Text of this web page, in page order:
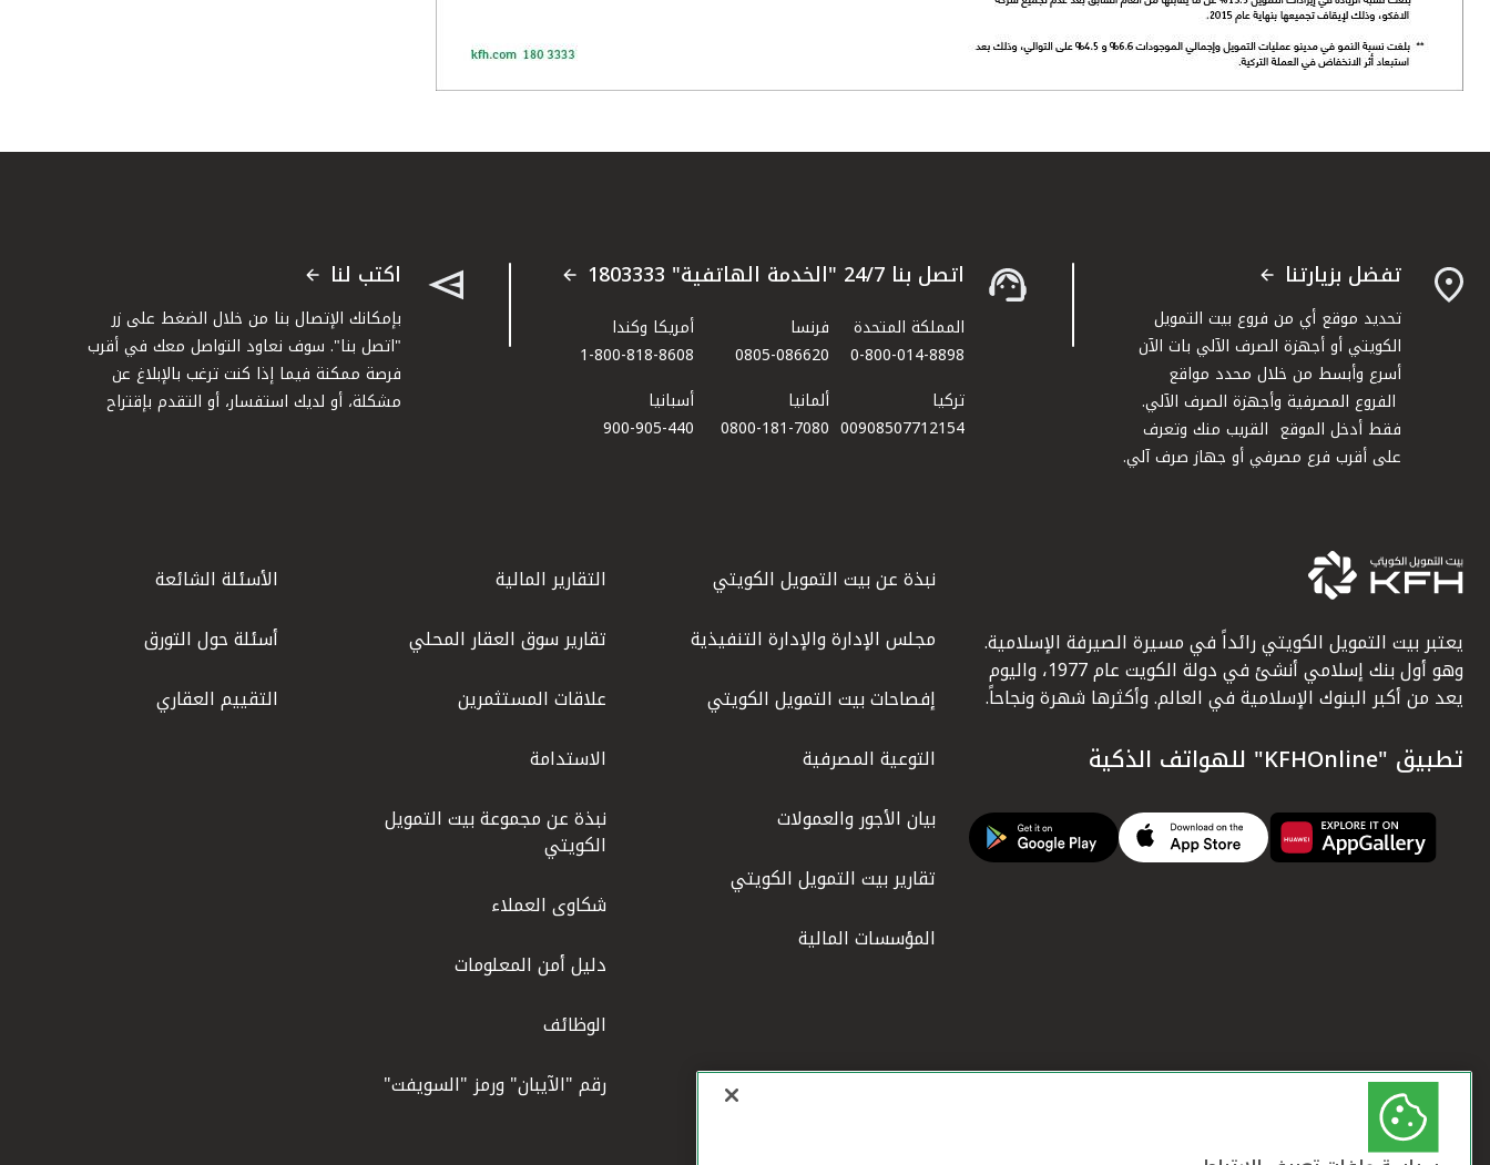
تفضل بزيارتنا
تحديد موقع أي من فروع بيت التمويل
الكويتي أو أجهزة الصرف الآلي بات الآن
أسرع وأبسط من خلال محدد مواقع
الفروع المصرفية وأجهزة الصرف الآلي.
فقط أدخل الموقع القريب منك وتعرف
على أقرب فرع مصرفي أو جهاز صرف آلي.
اتصل بنا 24/7 "الخدمة الهاتفية" 1803333
المملكة المتحدة
0-800-014-8898
فرنسا
0805-086620
أمريكا وكندا
1-800-818-8608
تركيا
00908507712154​
ألمانيا
0800-181-7080
أسبانيا
900-905-440
اكتب لنا
بإمكانك الإتصال بنا من خلال الضغط على زر
"اتصل بنا". سوف نعاود التواصل معك في أقرب
فرصة ممكنة فيما إذا كنت ترغب بالإبلاغ عن
مشكلة، أو لديك استفسار، أو التقدم بإقتراح
يعتبر بيت التمويل الكويتي رائداً في مسيرة الصيرفة الإسلامية.
وهو أول بنك إسلامي أنشئ في دولة الكويت عام 1977، واليوم
يعد من أكبر البنوك الإسلامية في العالم. وأكثرها شهرة ونجاحاً.
تطبيق "KFHOnline" للهواتف الذكية
نبذة عن بيت التمويل الكويتي
مجلس الإدارة والإدارة التنفيذية
إفصاحات بيت التمويل الكويتي
التوعية المصرفية
بيان الأجور والعمولات
تقارير بيت التمويل الكويتي
المؤسسات المالية
التقارير المالية
تقارير سوق العقار المحلي
علاقات المستثمرين
الاستدامة
نبذة عن مجموعة بيت التمويل
الكويتي
شكاوى العملاء
دليل أمن المعلومات
الوظائف
رقم "الآيبان" ورمز "السويفت"
الأسئلة الشائعة
أسئلة حول التورق
التقييم العقاري